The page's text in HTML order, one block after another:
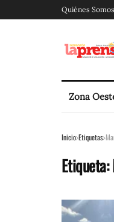
Quiénes Somos
Zona
Inicio Etiquetas
Etiqueta: